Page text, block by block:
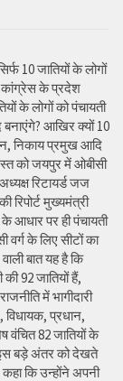
10 जातियों के लोगों
कांग्रेस के प्रदेश
के लोगों को पंचायती
बनाएंगे? आखिर क्यों 10
निकाय प्रमुख आदि
को जयपुर में ओबीसी
रिटायर्ड जज
रिपोर्ट मुख्यमंत्री
आधार पर ही पंचायती
वर्ग के लिए सीटों का
बात यह है कि
92 जातियों हैं,
में भागीदारी
विधायक, प्रधान,
82 जातियों के
इस बड़े अंतर को देखते
कहा कि उन्होंने अपनी